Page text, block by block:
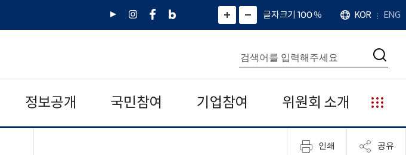
유
인
페
네
그
)
화
면
면
소
확
대
치
글자크기 100%
언
어
KOR ENG
통
합
검
색
검
정보공개 국민참여 기업참여 위원회 소개
누
리
집
인쇄 공유